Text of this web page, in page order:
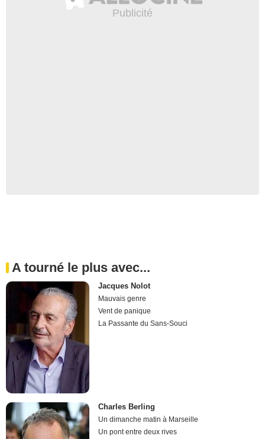
A tourné le plus avec...
Jacques Nolot
Mauvais genre
Vent de panique
La Passante du Sans-Souci
Charles Berling
Un dimanche matin à Marseille
Un pont entre deux rives